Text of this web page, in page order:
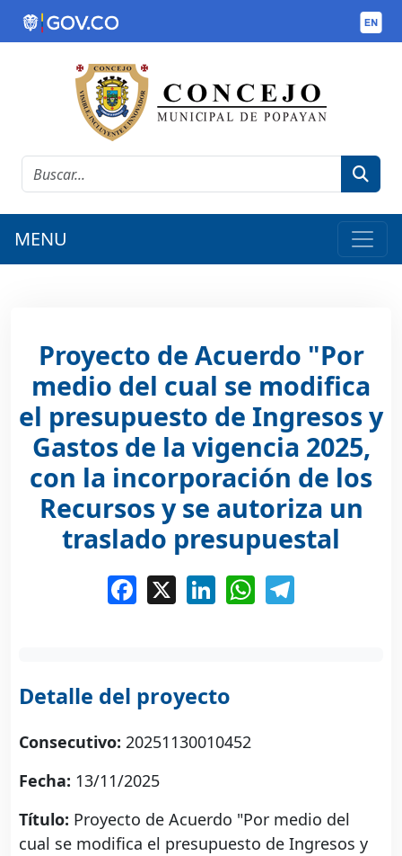
MENU
Proyecto de Acuerdo "Por
medio del cual se modifica
el presupuesto de Ingresos y
Gastos de la vigencia 2025,
con la incorporación de los
Recursos y se autoriza un
traslado presupuestal
Facebook LinkedInWhatsApp
Detalle del proyecto
Consecutivo: 20251130010452
Fecha: 13/11/2025
Título: Proyecto de Acuerdo "Por medio del
cual se modifica el presupuesto de Ingresos y